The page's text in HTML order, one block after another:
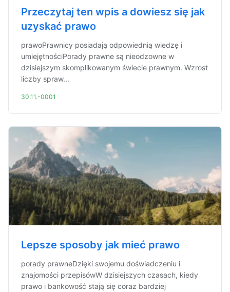
Przeczytaj ten wpis a dowiesz się jak
uzyskać prawo
prawoPrawnicy posiadają odpowiednią wiedzę i
umiejętnościPorady prawne są nieodzowne w
dzisiejszym skomplikowanym świecie prawnym. Wzrost
liczby spraw...
30.11.-0001
Lepsze sposoby jak mieć prawo
porady prawneDzięki swojemu doświadczeniu i
znajomości przepisówW dzisiejszych czasach, kiedy
prawo i bankowość stają się coraz bardziej